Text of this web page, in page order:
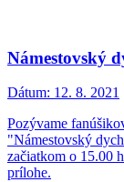
Námestovský
Dátum: 12. 8. 2021
Pozývame
"Námestovský
začiatkom o 15.00
prílohe.